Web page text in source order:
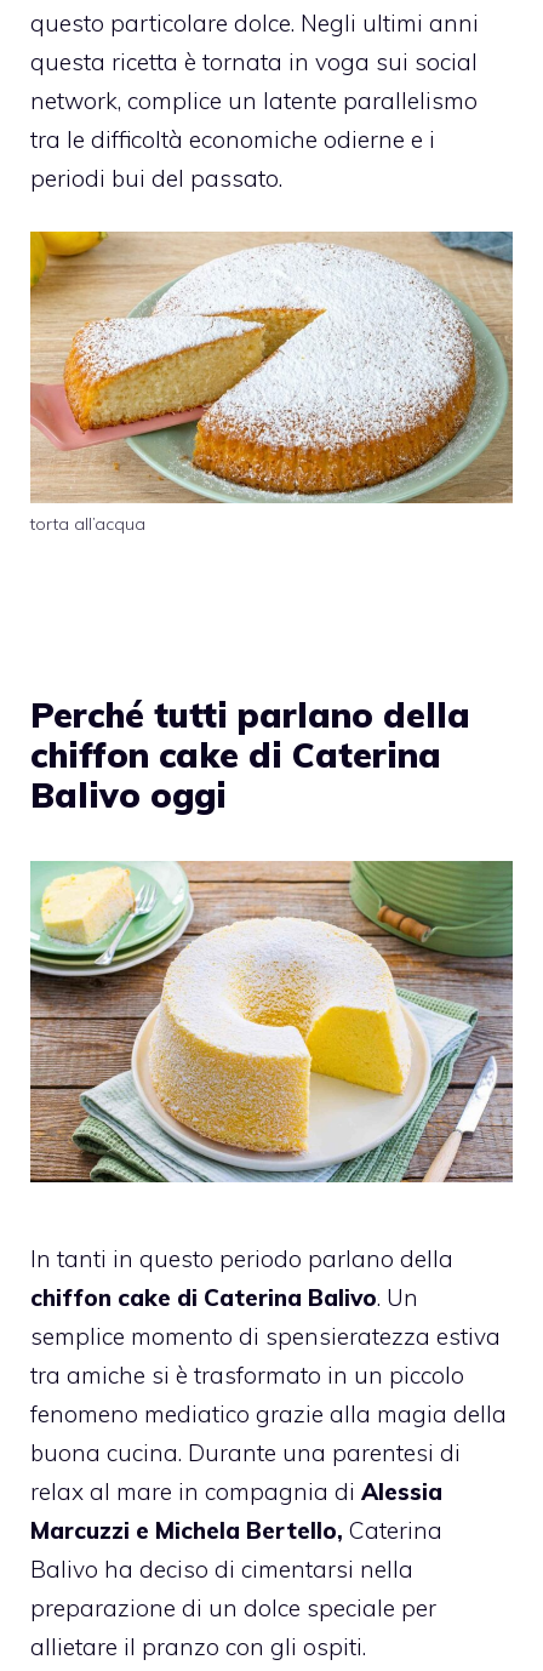
questo particolare dolce. Negli ultimi anni
questa ricetta è tornata in voga sui social
network, complice un latente parallelismo
tra le difficoltà economiche odierne e i
periodi bui del passato.
torta all’acqua
Perché tutti parlano della
chiffon cake di Caterina
Balivo oggi
In tanti in questo periodo parlano della
chiffon cake di Caterina Balivo. Un
semplice momento di spensieratezza estiva
tra amiche si è trasformato in un piccolo
fenomeno mediatico grazie alla magia della
buona cucina. Durante una parentesi di
relax al mare in compagnia di Alessia
Marcuzzi e Michela Bertello, Caterina
Balivo ha deciso di cimentarsi nella
preparazione di un dolce speciale per
allietare il pranzo con gli ospiti.